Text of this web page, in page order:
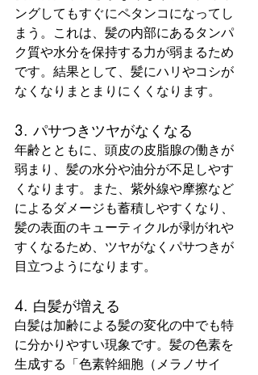
ングしてもすぐにペタンコになってし
まう。これは、髪の内部にあるタンパ
ク質や水分を保持する力が弱まるため
です。結果として、髪にハリやコシが
なくなりまとまりにくくなります。
3. パサつきツヤがなくなる
年齢とともに、頭皮の皮脂腺の働きが
弱まり、髪の水分や油分が不足しやす
くなります。また、紫外線や摩擦など
によるダメージも蓄積しやすくなり、
髪の表面のキューティクルが剥がれや
すくなるため、ツヤがなくパサつきが
目立つようになります。
4. 白髪が増える
白髪は加齢による髪の変化の中でも特
に分かりやすい現象です。髪の色素を
生成する「色素幹細胞（メラノサイ